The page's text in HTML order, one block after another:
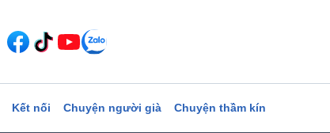
Kết nối Chuyện người già Chuyện thầm kín